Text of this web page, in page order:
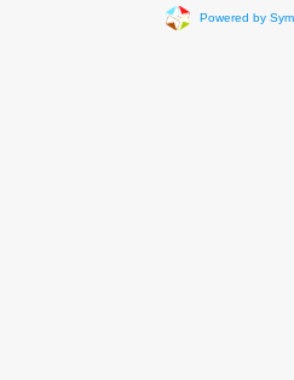
Powered by